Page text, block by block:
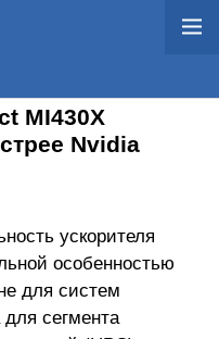
MI430X
Nvidia
ускорителя
особенностью
для систем
для сегмента